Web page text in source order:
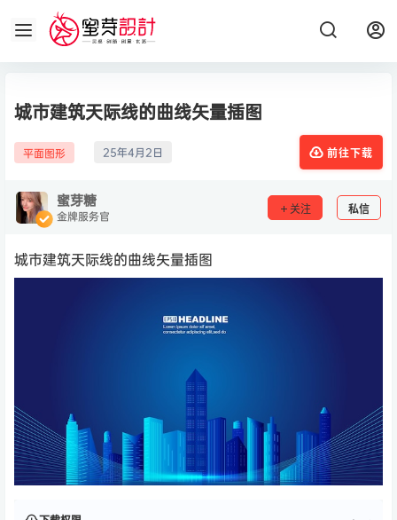
城市建筑天际线的曲线矢量插图
平面图形 25年4月2日 前往下载
蜜芽糖
金牌服务官 关注 私信
城市建筑天际线的曲线矢量插图